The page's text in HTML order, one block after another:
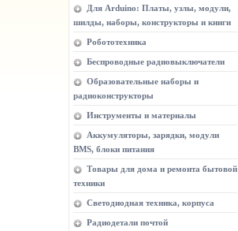
Для Arduino: Платы, узлы, модули,
шилды, наборы, конструкторы и книги
Робототехника
Беспроводные радиовыключатели
Образовательные наборы и
радиоконструкторы
Инструменты и материалы
Аккумуляторы, зарядки, модули
BMS, блоки питания
Товары для дома и ремонта бытовой
техники
Светодиодная техника, корпуса
Радиодетали почтой